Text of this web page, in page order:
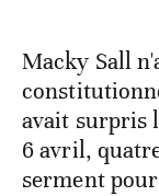
Macky Sall
avait surpris
6 avril,
serment